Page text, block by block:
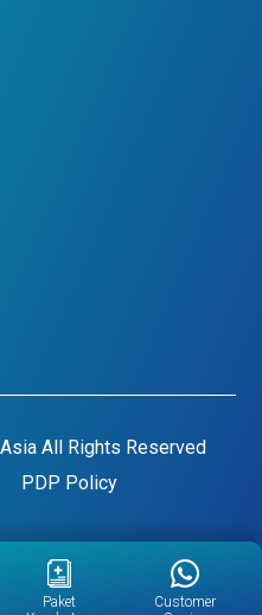
All Rights Reserved
PDP Policy
Paket
Customer